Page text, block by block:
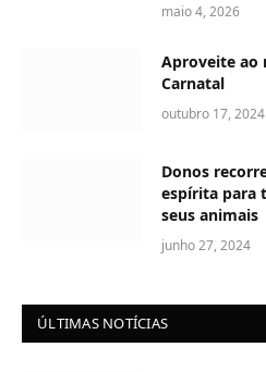
maio 4, 2026
Aproveite ao
Carnatal
outubro 17, 2024
Donos
espírita para
seus animais
junho 27, 2024
ÚLTIMAS NOTÍCIAS